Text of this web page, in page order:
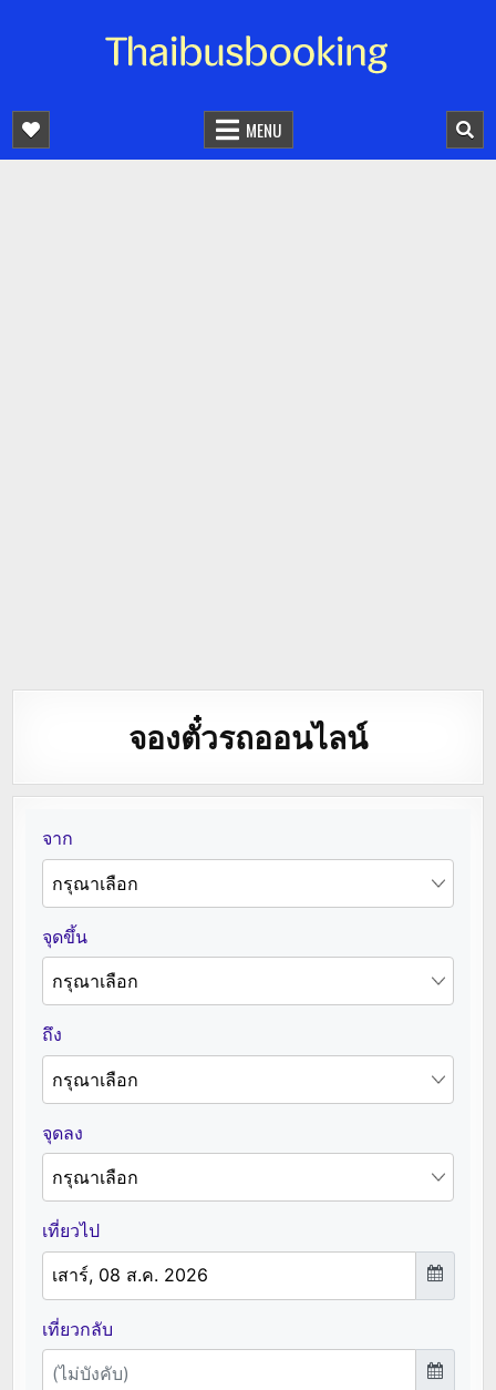
จองตั๋วรถออนไลน์ 24 ชั่วโมง
MENU
จองตั๋วรถออนไลน์